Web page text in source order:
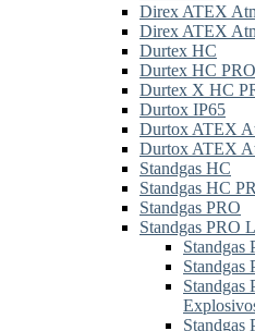
Direx ATEX
Direx ATEX
Durtex HC
Durtex HC PRO
Durtex X HC
Durtox IP65
Durtox ATEX
Durtox ATEX
Standgas HC
Standgas HC
Standgas PRO
Standgas PRO
Standgas
Standgas
Standgas
Standgas